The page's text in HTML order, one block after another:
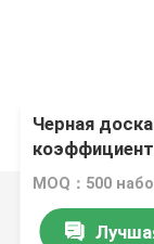
Черная
теплого
MOQ：500